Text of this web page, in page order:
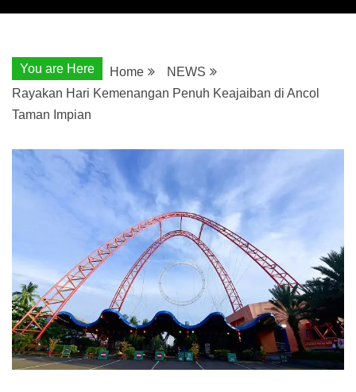
You are Here Home
NEWS
Rayakan Hari Kemenangan Penuh Keajaiban di Ancol
Taman Impian